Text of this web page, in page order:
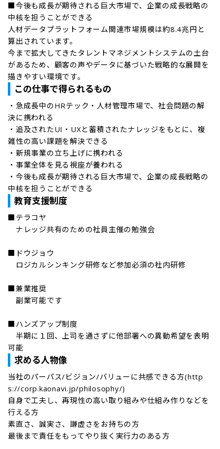
■今後も成長が期待される巨大市場で、企業の成長戦略の
中核を担うことができる
人材データプラットフォーム関連市場規模は約8.4兆円と
算出されています。
今まで拡大してきたタレントマネジメントシステムの土台
があるため、顧客の声やデータに基づいた戦略的な展開を
描きやすい環境です。
この仕事で得られるもの
・急成長中のHRテック・人材管理市場で、社会問題の解
決に携われる
・追及されたUI・UXと蓄積されたナレッジをもとに、複
雑性の高い課題を解決できる
・新規事業の立ち上げに携われる
・事業全体を見る視座が養われる
・今後も成長が期待される巨大市場で、企業の成長戦略の
教育支援制度
■テラコヤ
ナレッジ共有のための社員主催の勉強会
■ドウジョウ
ロジカルシンキング研修など参加必須の社内研修
■兼業推奨
副業可能です
■ハンズアップ制度
半期に１回、上司を通さずに他部署への異動希望を表明
可能
求める人物像
当社のパーパス/ビジョン/バリューに共感できる方(http
s://corp.kaonavi.jp/philosophy/)
自身で工夫し、再現性の高い取り組みや仕組み作りなどを
行える方
素直さ、誠実さ、謙虚さをお持ちの方
最後まで責任をもってやり抜く実行力のある方